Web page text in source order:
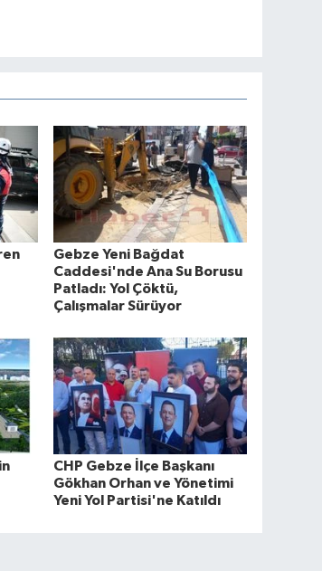
Gebze Yeni Bağdat
Caddesi'nde Ana Su Borusu
Patladı: Yol Çöktü,
Çalışmalar Sürüyor
CHP Gebze İlçe Başkanı
Gökhan Orhan ve Yönetimi
Yeni Yol Partisi'ne Katıldı